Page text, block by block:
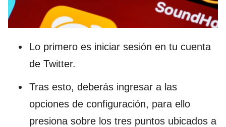
Lo primero es iniciar sesión en tu cuenta
de Twitter.
Tras esto, deberás ingresar a las
opciones de configuración, para ello
presiona sobre los tres puntos ubicados a